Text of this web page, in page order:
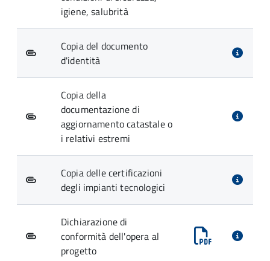
igiene, salubrità
Copia del documento
d'identità
Copia della
documentazione di
aggiornamento catastale o
i relativi estremi
Copia delle certificazioni
degli impianti tecnologici
Dichiarazione di
conformità dell'opera al
progetto